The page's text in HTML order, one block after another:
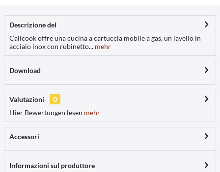
Descrizione del
Calicook offre una cucina a cartuccia mobile a gas, un lavello in
acciaio inox con rubinetto... mehr
Download
Valutazioni
0
Hier Bewertungen lesen mehr
Accessori
Informazioni sul produttore